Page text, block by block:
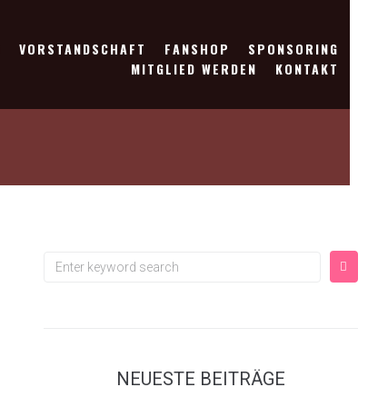
VORSTANDSCHAFT FANSHOP
SPONSORING
MITGLIED WERDEN
KONTAKT
NEUESTE BEITRÄGE